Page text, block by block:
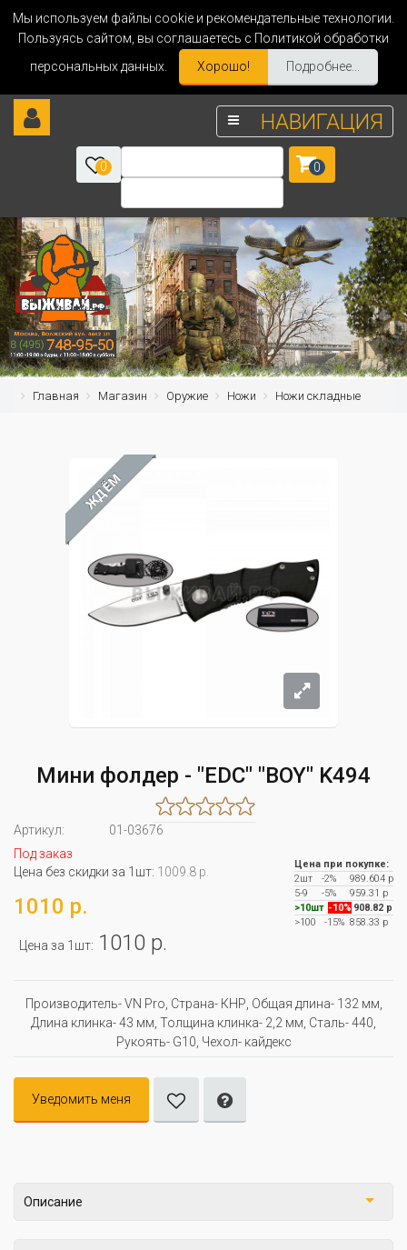
Мы используем файлы cookie и рекомендательные технологии.
Пользуясь сайтом, вы соглашаетесь с Политикой обработки
персональных данных.
Хорошо! Подробнее...
НАВИГАЦИЯ
0 0
Главная Магазин Оружие Ножи Ножи складные
ЖДЁМ
Мини фолдер - "EDC" "BOY" K494
Артикул:
01-03676
Под заказ
Цена без скидки за 1шт: 1009.8 р.
1010 р.
Цена за 1шт: 1010 р.
Цена при покупке:
2шт
-2%
989.604 р
5-9
-5%
959.31 р
>10шт -10% 908.82 р
>100
-15% 858.33 р
Производитель- VN Pro, Страна- КНР, Oбщая длина- 132 мм,
Длина клинка- 43 мм, Толщина клинка- 2,2 мм, Сталь- 440,
Рукоять- G10, Чехол- кайдекс
Уведомить меня
Описание